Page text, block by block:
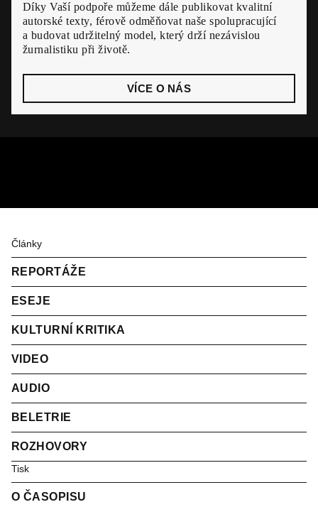
Díky Vaší podpoře můžeme dále publikovat kvalitní
autorské texty, férově odměňovat naše spolupracující
a budovat udržitelný model, který drží nezávislou
žurnalistiku při životě.
VÍCE O NÁS
Články
REPORTÁŽE
ESEJE
KULTURNÍ KRITIKA
VIDEO
AUDIO
BELETRIE
ROZHOVORY
Tisk
O ČASOPISU